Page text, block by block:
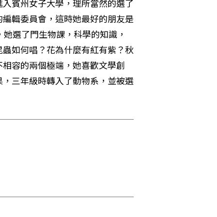
賓州女子大學，理所當然的選了
輯委員會，這時她最好的朋友是
選了門生物課，科學的知識，
如何唱？花為什麼有紅有紫？秋
容的兩個極端，她喜歡文學創
三年級時轉入了動物系，並被選